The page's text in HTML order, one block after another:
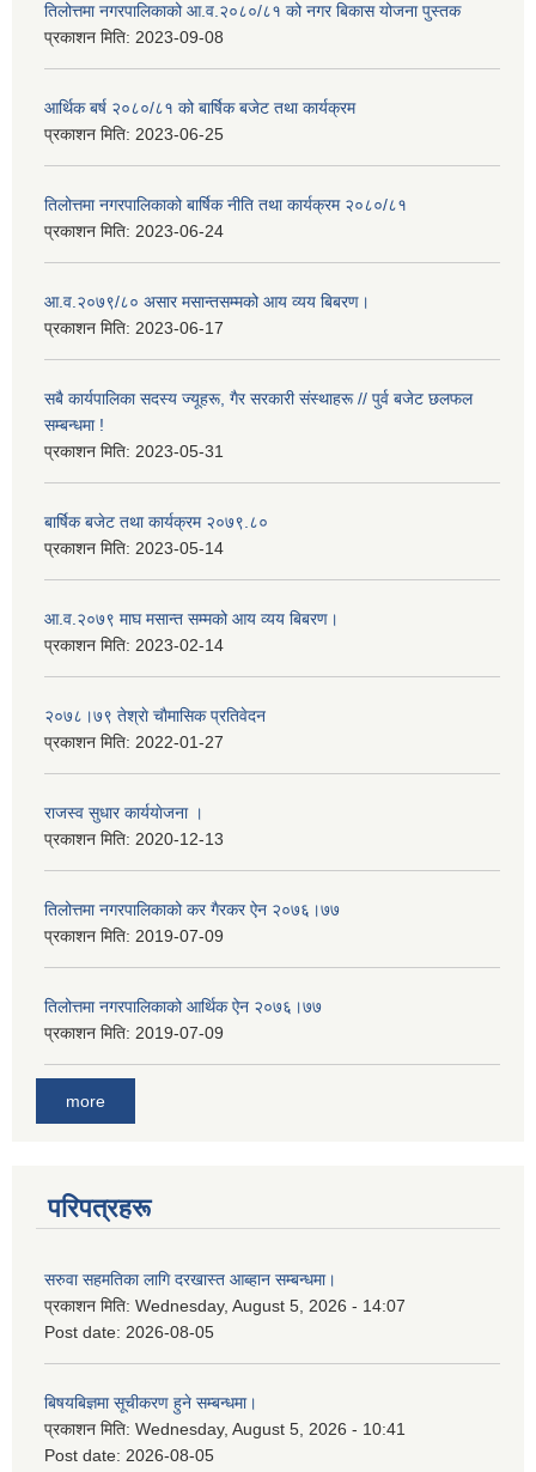
तिलोत्तमा नगरपालिकाको आ.व.२०८०/८१ को नगर बिकास योजना पुस्तक
प्रकाशन मिति: 2023-09-08
आर्थिक बर्ष २०८०/८१ को बार्षिक बजेट तथा कार्यक्रम
प्रकाशन मिति: 2023-06-25
तिलोत्तमा नगरपालिकाको बार्षिक नीति तथा कार्यक्रम २०८०/८१
प्रकाशन मिति: 2023-06-24
आ.व.२०७९/८० असार मसान्तसम्मको आय व्यय बिबरण।
प्रकाशन मिति: 2023-06-17
सबै कार्यपालिका सदस्य ज्यूहरू, गैर सरकारी संस्थाहरू // पुर्व बजेट छलफल
सम्बन्धमा !
प्रकाशन मिति: 2023-05-31
बार्षिक बजेट तथा कार्यक्रम २०७९.८०
प्रकाशन मिति: 2023-05-14
आ.व.२०७९ माघ मसान्त सम्मको आय व्यय बिबरण।
प्रकाशन मिति: 2023-02-14
२०७८।७९ तेश्राे चाैमासिक प्रतिवेदन
प्रकाशन मिति: 2022-01-27
राजस्व सुधार कार्ययाेजना ।
प्रकाशन मिति: 2020-12-13
तिलोत्तमा नगरपालिकाको कर गैरकर ऐन २०७६।७७
प्रकाशन मिति: 2019-07-09
तिलोत्तमा नगरपालिकाको आर्थिक ऐन २०७६।७७
प्रकाशन मिति: 2019-07-09
more
परिपत्रहरू
सरुवा सहमतिका लागि दरखास्त आब्हान सम्बन्धमा।
प्रकाशन मिति: Wednesday, August 5, 2026 - 14:07
Post date: 2026-08-05
बिषयबिज्ञमा सूचीकरण हुने सम्बन्धमा।
प्रकाशन मिति: Wednesday, August 5, 2026 - 10:41
Post date: 2026-08-05